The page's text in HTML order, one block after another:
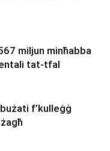
miljun minħabba
tat-tfal
f’kulleġġ